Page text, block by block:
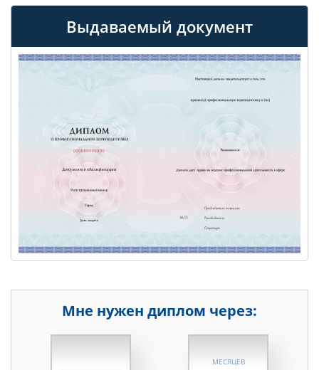
Выдаваемый документ
Мне нужен диплом через:
НЕДЕЛЬ
МЕСЯЦЕВ